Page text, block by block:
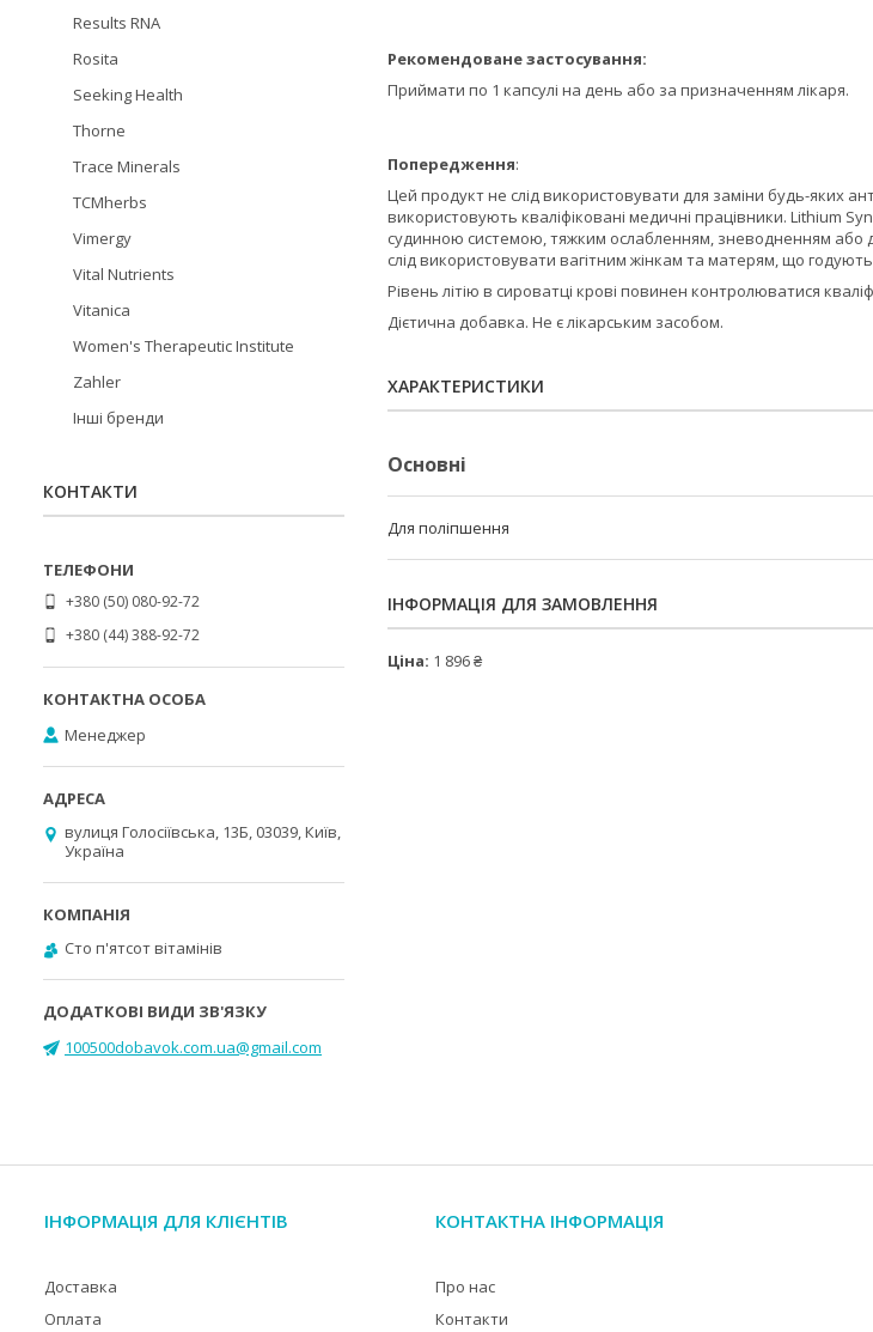
Рекомендоване застосування:
Приймати по 1 капсулі на день або за призначенням лікаря.
Попередження:
Цей продукт не слід використовувати для заміни будь-яких
використовують кваліфіковані медичні працівники. Lithium
судинною системою, тяжким ослабленням, зневодненням або
слід використовувати вагітним жінкам та матерям, що
Рівень літію в сироватці крові повинен контролюватися
Дієтична добавка. Не є лікарським засобом.
ХАРАКТЕРИСТИКИ
Основні
Для поліпшення
ІНФОРМАЦІЯ ДЛЯ ЗАМОВЛЕННЯ
Ціна: 1 896 ₴
Results RNA
Rosita
Seeking Health
Thorne
Trace Minerals
TCMherbs
Vimergy
Vital Nutrients
Vitanica
Women's Therapeutic Institute
Zahler
Інші бренди
КОНТАКТИ
+380 (50) 080-92-72
+380 (44) 388-92-72
Менеджер
вулиця Голосіївська, 13Б, 03039, Київ,
Україна
Cто п'ятсот вітамінів
100500dobavok.com.ua@gmail.com
ІНФОРМАЦІЯ ДЛЯ КЛІЄНТІВ
Доставка
Оплата
КОНТАКТНА ІНФОРМАЦІЯ
Про нас
Контакти